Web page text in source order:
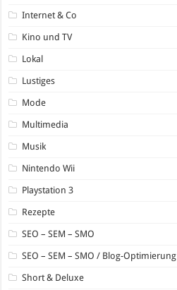
Internet & Co
Kino und TV
Lokal
Lustiges
Mode
Multimedia
Musik
Nintendo Wii
Playstation 3
Rezepte
SEO – SEM – SMO
SEO – SEM – SMO / Blog-Optimierung
Short & Deluxe